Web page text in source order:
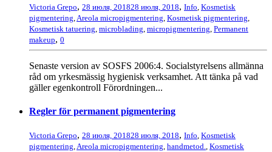
Victoria Grepo, 28 июля, 201828 июля, 2018, Info Kosmetisk
pigmentering Areola micropigmentering Kosmetisk pigmentering
Kosmetisk tatuering microblading micropigmentering Permanent
makeup, 0
Senaste version av SOSFS 2006:4. Socialstyrelsens allmänna
råd om yrkesmässig hygienisk verksamhet. Att tänka på vad
gäller egenkontroll Förordningen...
Regler för permanent pigmentering
Victoria Grepo, 28 июля, 201828 июля, 2018, Info, Kosmetisk
pigmentering,Areola micropigmentering, handmetod., Kosmetisk